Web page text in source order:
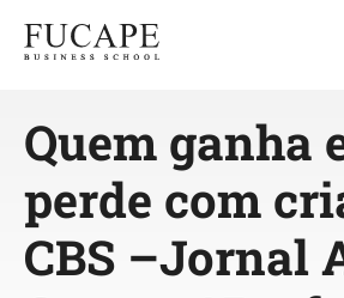
Quem ganha
perde com
CBS –Jornal